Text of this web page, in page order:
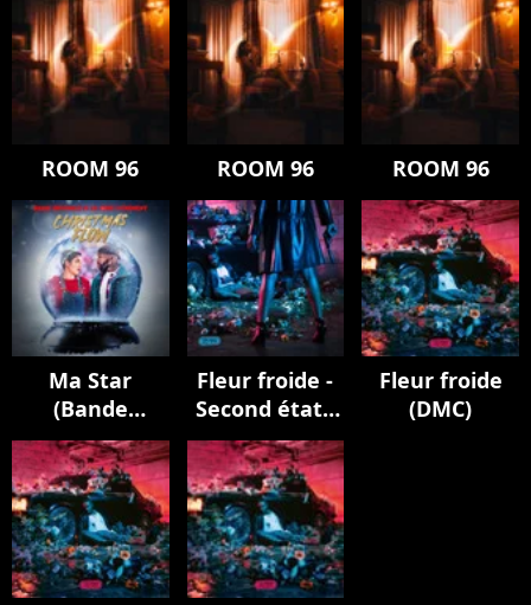
ROOM 96 ROOM 96 ROOM 96
Ma Star
(Bande
Originale de la
série
"Christmas
Flow")
Fleur froide -
Second état :
la
cristallisation
Fleur froide
(DMC)